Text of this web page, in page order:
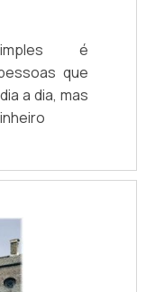
é
que
a dia, mas